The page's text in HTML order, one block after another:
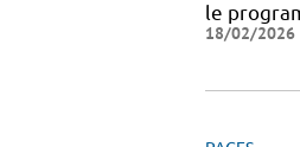
le
18/02/2026